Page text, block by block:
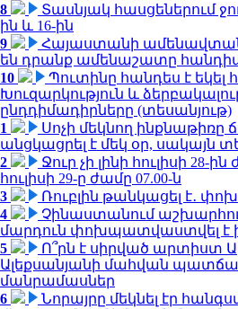
8
Տասնյակ հասցեներում
ին և 16-ին
9
Հայաստանի
են դրանք ամենաշատը
10
Պուտինը հանդես է եկել
Խուզարկություն և
ընդդիմադիրները (տեսանյութ)
1
Սոչի մեկնող
անցկացրել է մեկ օր, սակայն
2
Ջուր չի լինի հուլիսի 28-
հուլիսի 29-ը ժամը 07.00-ն
3
Ռուբլին թանկացել է․
4
Չինաստանում
մարդուն փոխպատվաստվել է
5
Ո՞րն է սիրված արտիստ
Ալեքսանյանի մահվան
մանրամասներ
6
Նորայրը մեկնել էր